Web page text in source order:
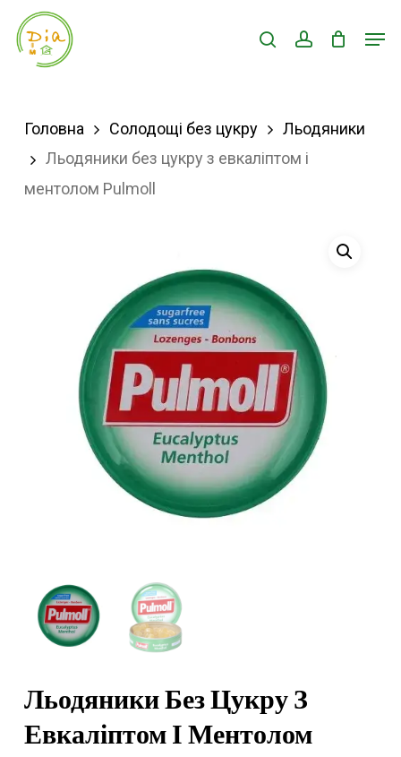
Skip
searchaccount
Головна Солодощі без цукру
Льодяники
Льодяники без цукру з евкаліптом і
ментолом Pulmoll
Льодяники Без Цукру З
Евкаліптом І Ментолом